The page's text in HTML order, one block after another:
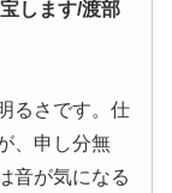
します/渡部
るさです。仕
、申し分無
音が気になる